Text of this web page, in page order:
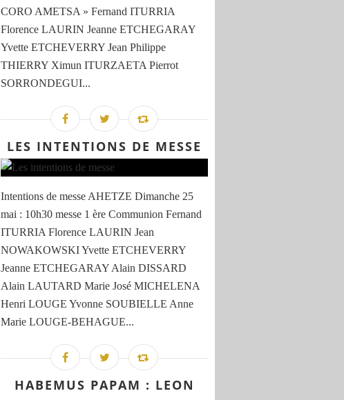
CORO AMETSA » Fernand ITURRIA
Florence LAURIN Jeanne ETCHEGARAY
Yvette ETCHEVERRY Jean Philippe
THIERRY Ximun ITURZAETA Pierrot
SORRONDEGUI...
LES INTENTIONS DE MESSE
Intentions de messe AHETZE Dimanche 25
mai : 10h30 messe 1 ère Communion Fernand
ITURRIA Florence LAURIN Jean
NOWAKOWSKI Yvette ETCHEVERRY
Jeanne ETCHEGARAY Alain DISSARD
Alain LAUTARD Marie José MICHELENA
Henri LOUGE Yvonne SOUBIELLE Anne
Marie LOUGE-BEHAGUE...
HABEMUS PAPAM : LEON